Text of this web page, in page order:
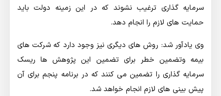
سرمایه گذاری ترغیب نشوند که در این زمینه دولت باید
حمایت های لازم را انجام دهد.
وی یادآور شد: روش های دیگری نیز وجود دارد که شرکت های
بیمه وتضمین خطر برای تضمین این پژوهش ها ریسک
سرمایه گذاری را تضمین می کنند که در برنامه پنجم برای آن
پیش بینی های لازم انجام خواهد شد.